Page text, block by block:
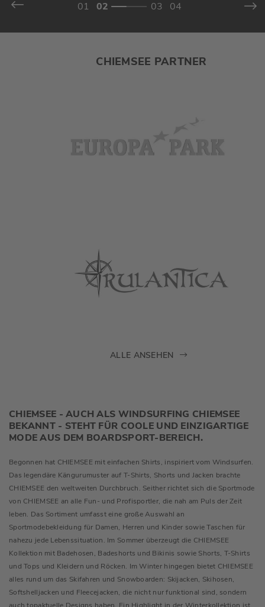
CHIEMSEE PARTNER
ALLE ANSEHEN
CHIEMSEE - AUCH ALS WINDSURFING CHIEMSEE
BEKANNT - STEHT FÜR COOLE UND EINZIGARTIGE
MODE AUS DEM BOARDSPORT-BEREICH.
Begonnen hat CHIEMSEE mit einfachen Shirts, inspiriert vom Windsurfen.
Das legendäre Kängurumuster auf T-Shirts, Shorts und Jacken brachte
CHIEMSEE den weltweiten Durchbruch. Seither richtet sich die Sportmode
von CHIEMSEE an alle Fun- und Profisportler, die nah am Puls der Zeit
leben. Das Sortiment umfasst eine große Auswahl an
Sportmodebekleidung für Damen, Herren und Kinder sowie Taschen für
nahezu jede Lebenssituation. Im Sommer überzeugt die CHIEMSEE
Kollektion mit Badehosen, Badeshorts und Bikinis sowie Shorts, T-Shirts
und Tops und Kleidern und Röcken. Im Winter hingegen bietet CHIEMSEE
alles rund um das Skifahren und Snowboarden: Skijacken, Skihosen,
Softshelljacken und Fleecejacken, die nicht nur funktional sind, sondern